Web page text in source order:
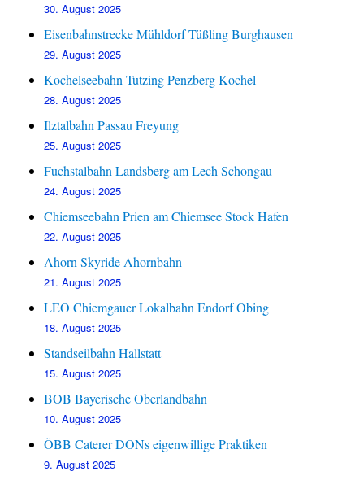
30. August 2025
Eisenbahnstrecke Mühldorf Tüßling Burghausen
29. August 2025
Kochelseebahn Tutzing Penzberg Kochel
28. August 2025
Ilztalbahn Passau Freyung
25. August 2025
Fuchstalbahn Landsberg am Lech Schongau
24. August 2025
Chiemseebahn Prien am Chiemsee Stock Hafen
22. August 2025
Ahorn Skyride Ahornbahn
21. August 2025
LEO Chiemgauer Lokalbahn Endorf Obing
18. August 2025
Standseilbahn Hallstatt
15. August 2025
BOB Bayerische Oberlandbahn
10. August 2025
ÖBB Caterer DONs eigenwillige Praktiken
9. August 2025